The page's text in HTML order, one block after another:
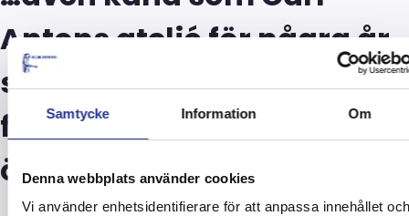
Samtycke Information Om
Denna webbplats använder cookies
Vi använder enhetsidentifierare för att anpassa innehållet och
Antons ateljé för några år
sedan, detta är vi
fortfarande mycket stolta
över.